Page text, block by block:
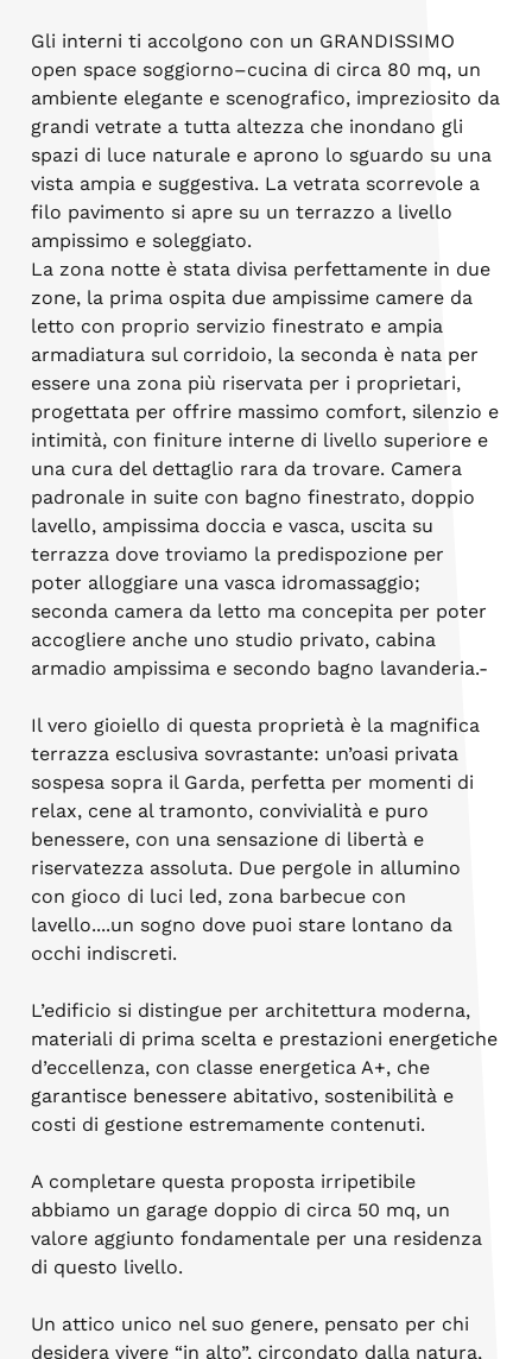
Gli interni ti accolgono con un GRANDISSIMO
open space soggiorno–cucina di circa 80 mq, un
ambiente elegante e scenografico, impreziosito da
grandi vetrate a tutta altezza che inondano gli
spazi di luce naturale e aprono lo sguardo su una
vista ampia e suggestiva. La vetrata scorrevole a
filo pavimento si apre su un terrazzo a livello
ampissimo e soleggiato.
La zona notte è stata divisa perfettamente in due
zone, la prima ospita due ampissime camere da
letto con proprio servizio finestrato e ampia
armadiatura sul corridoio, la seconda è nata per
essere una zona più riservata per i proprietari,
progettata per offrire massimo comfort, silenzio e
intimità, con finiture interne di livello superiore e
una cura del dettaglio rara da trovare. Camera
padronale in suite con bagno finestrato, doppio
lavello, ampissima doccia e vasca, uscita su
terrazza dove troviamo la predispozione per
poter alloggiare una vasca idromassaggio;
seconda camera da letto ma concepita per poter
accogliere anche uno studio privato, cabina
armadio ampissima e secondo bagno lavanderia.-
Il vero gioiello di questa proprietà è la magnifica
terrazza esclusiva sovrastante: un’oasi privata
sospesa sopra il Garda, perfetta per momenti di
relax, cene al tramonto, convivialità e puro
benessere, con una sensazione di libertà e
riservatezza assoluta. Due pergole in allumino
con gioco di luci led, zona barbecue con
lavello....un sogno dove puoi stare lontano da
occhi indiscreti.
L’edificio si distingue per architettura moderna,
materiali di prima scelta e prestazioni energetiche
d’eccellenza, con classe energetica A+, che
garantisce benessere abitativo, sostenibilità e
costi di gestione estremamente contenuti.
A completare questa proposta irripetibile
abbiamo un garage doppio di circa 50 mq, un
valore aggiunto fondamentale per una residenza
di questo livello.
Un attico unico nel suo genere, pensato per chi
desidera vivere “in alto”, circondato dalla natura,